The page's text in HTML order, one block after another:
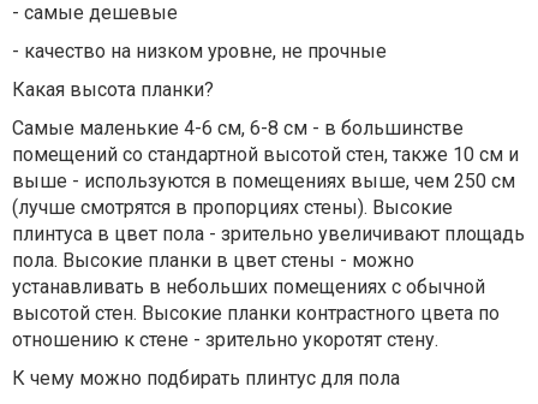
- самые дешевые
- качество на низком уровне, не прочные
Какая высота планки?
Самые маленькие 4-6 см, 6-8 см - в большинстве
помещений со стандартной высотой стен, также 10 см и
выше - используются в помещениях выше, чем 250 см
(лучше смотрятся в пропорциях стены). Высокие
плинтуса в цвет пола - зрительно увеличивают площадь
пола. Высокие планки в цвет стены - можно
устанавливать в небольших помещениях с обычной
высотой стен. Высокие планки контрастного цвета по
отношению к стене - зрительно укоротят стену.
К чему можно подбирать плинтус для пола